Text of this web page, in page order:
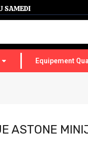
SAMEDI
Equipement
ASTONE